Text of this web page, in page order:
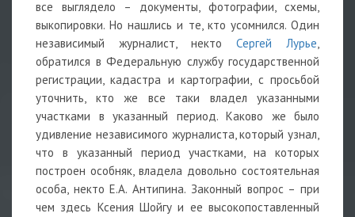
все выглядело – документы, фотографии, схемы,
выкопировки. Но нашлись и те, кто усомнился. Один
независимый журналист, некто Сергей Лурье,
обратился в Федеральную службу государственной
регистрации, кадастра и картографии, с просьбой
уточнить, кто же все таки владел указанными
участками в указанный период. Каково же было
удивление независимого журналиста, который узнал,
что в указанный период участками, на которых
построен особняк, владела довольно состоятельная
особа, некто Е.А. Антипина. Законный вопрос – при
чем здесь Ксения Шойгу и ее высокопоставленный